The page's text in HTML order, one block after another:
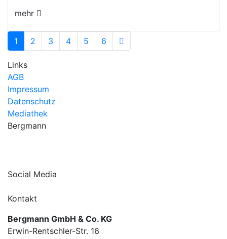
mehr
1 2 3 4 5 6
Links
AGB
Impressum
Datenschutz
Mediathek
Bergmann
Social Media
Kontakt
Bergmann GmbH & Co. KG
Erwin-Rentschler-Str. 16